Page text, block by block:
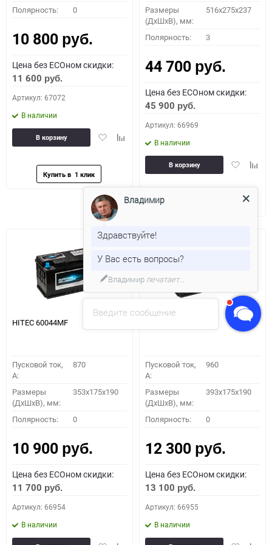
Полярность: 0
10 800 руб.
Цена без ECOном скидки:
11 600 руб.
Артикул: 67072
В наличии
ДобавитьДобавить
сравнению
В корзину
Размеры
(ДхШхВ), мм:
516x275x237
Полярность: 3
44 700 руб.
Цена без ECOном скидки:
45 900 руб.
Артикул: 66969
В наличии
Добавить
избранное
В корзину
HITEC 60044MF
Пусковой ток,
A:
870
Размеры
(ДхШхВ), мм:
353x175x190
Полярность: 0
10 900 руб.
Цена без ECOном скидки:
11 700 руб.
Артикул: 66954
В наличии
Пусковой ток,
A:
960
Размеры
(ДхШхВ), мм:
393x175x190
Полярность: 0
12 300 руб.
Цена без ECOном скидки:
13 100 руб.
Артикул: 66955
В наличии
Введите сообщение
Владимир
Здравствуйте!
У Вас есть вопросы?
Владимир печатает...